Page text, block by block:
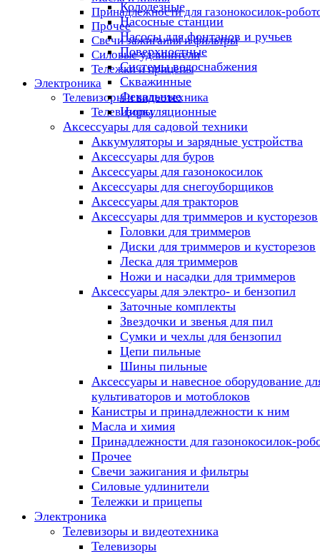
Принадлежности для газонокосилок-
Прочее
Свечи зажигания и фильтры
Силовые удлинители
Тележки и прицепы
Электроника
Телевизоры и видеотехника
Телевизоры
Колодезные
Насосные станции
Насосы для фонтанов и ручьев
Поверхностные
Системы водоснабжения
Скважинные
Фекальные
Циркуляционные
Аксессуары для садовой техники
Аккумуляторы и зарядные устройства
Аксессуары для буров
Аксессуары для газонокосилок
Аксессуары для снегоуборщиков
Аксессуары для тракторов
Аксессуары для триммеров и кусторезов
Головки для триммеров
Диски для триммеров и кусторезов
Леска для триммеров
Ножи и насадки для триммеров
Аксессуары для электро- и бензопил
Заточные комплекты
Звездочки и звенья для пил
Сумки и чехлы для бензопил
Цепи пильные
Шины пильные
Аксессуары и навесное оборудование
культиваторов и мотоблоков
Канистры и принадлежности к ним
Масла и химия
Принадлежности для газонокосилок-
Прочее
Свечи зажигания и фильтры
Силовые удлинители
Тележки и прицепы
Электроника
Телевизоры и видеотехника
Телевизоры